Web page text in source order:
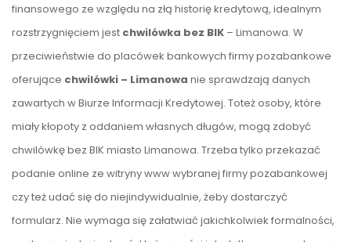
finansowego ze względu na złą historię kredytową, idealnym
rozstrzygnięciem jest chwilówka bez BIK – Limanowa. W
przeciwieństwie do placówek bankowych firmy pozabankowe
oferujące chwilówki – Limanowa nie sprawdzają danych
zawartych w Biurze Informacji Kredytowej. Toteż osoby, które
miały kłopoty z oddaniem własnych długów, mogą zdobyć
chwilówkę bez BIK miasto Limanowa. Trzeba tylko przekazać
podanie online ze witryny www wybranej firmy pozabankowej
czy też udać się do niejindywidualnie, żeby dostarczyć
formularz. Nie wymaga się załatwiać jakichkolwiek formalności,